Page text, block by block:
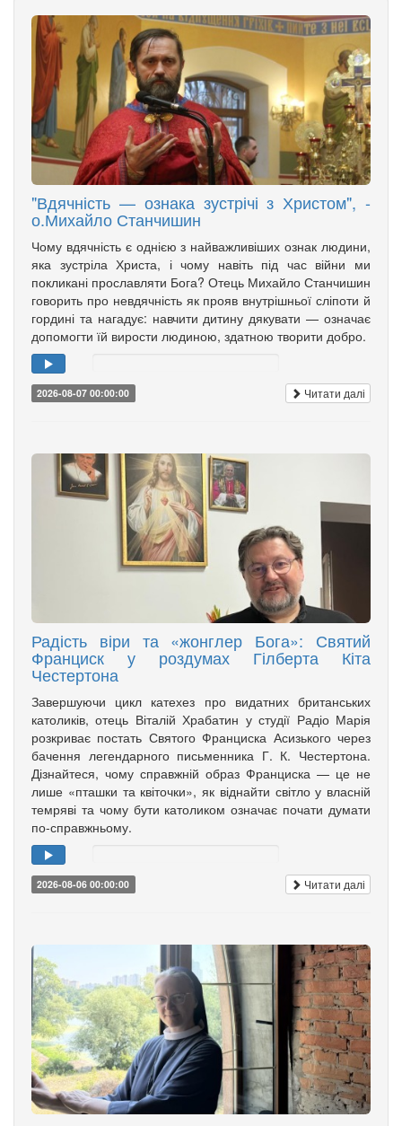
"Вдячність — ознака зустрічі з Христом", -
о.Михайло Станчишин
Чому вдячність є однією з найважливіших ознак людини,
яка зустріла Христа, і чому навіть під час війни ми
покликані прославляти Бога? Отець Михайло Станчишин
говорить про невдячність як прояв внутрішньої сліпоти й
гордині та нагадує: навчити дитину дякувати — означає
допомогти їй вирости людиною, здатною творити добро.
2026-08-07 00:00:00 Читати далі
Радість віри та «жонглер Бога»: Святий
Франциск у роздумах Гілберта Кіта
Честертона
Завершуючи цикл катехез про видатних британських
католиків, отець Віталій Храбатин у студії Радіо Марія
розкриває постать Святого Франциска Асизького через
бачення легендарного письменника Г. К. Честертона.
Дізнайтеся, чому справжній образ Франциска — це не
лише «пташки та квіточки», як віднайти світло у власній
темряві та чому бути католиком означає почати думати
по-справжньому.
2026-08-06 00:00:00 Читати далі